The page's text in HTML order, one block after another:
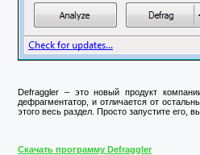
Defraggler – это новый продукт
дефрагментатор, и отличается от
этого весь раздел. Просто запустите его,
Скачать программу Defraggler